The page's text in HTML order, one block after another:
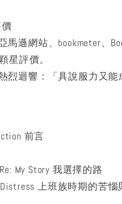
馬遜網站、bookmeter、
星評價。
烈迴響：「具說服力又能
前言
My Story 我選擇的路
Distress 上班族時期的苦